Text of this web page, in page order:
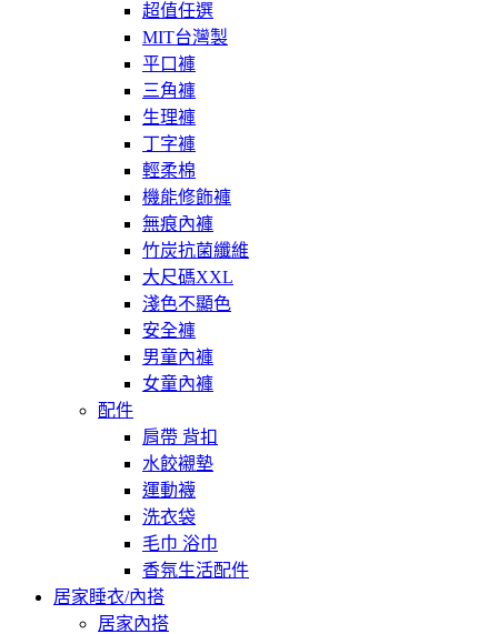
超值任選
MIT台灣製
平口褲
三角褲
生理褲
丁字褲
輕柔棉
機能修飾褲
無痕內褲
竹炭抗菌纖維
大尺碼XXL
淺色不顯色
安全褲
男童內褲
女童內褲
配件
肩帶 背扣
水餃襯墊
運動襪
洗衣袋
毛巾 浴巾
香氛生活配件
居家睡衣/內搭
居家內搭